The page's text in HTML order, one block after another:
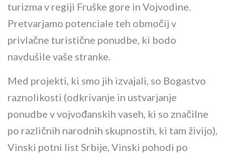
turizma v regiji Fruške gore in Vojvodine.
Pretvarjamo potenciale teh območij v
privlačne turistične ponudbe, ki bodo
navdušile vaše stranke.
Med projekti, ki smo jih izvajali, so Bogastvo
raznolikosti (odkrivanje in ustvarjanje
ponudbe v vojvođanskih vaseh, ki so značilne
po različnih narodnih skupnostih, ki tam živijo),
Vinski potni list Srbije, Vinski pohodi po